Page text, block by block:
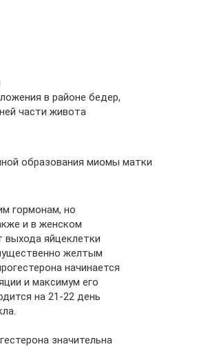
в районе бедер,
части живота
образования миомы матки
гормонам, но
и в женском
выхода яйцеклетки
желтым
начинается
и максимум его
на 21-22 день
значительна